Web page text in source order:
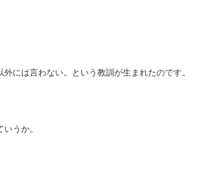
には言わない。という教訓が生まれたのです。
うか。